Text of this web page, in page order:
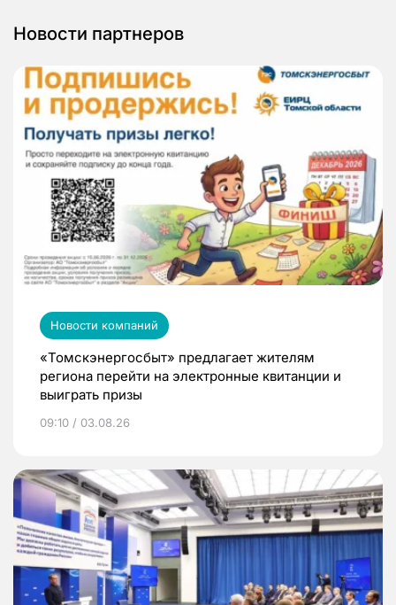
Новости партнеров
Новости компаний
«Томскэнергосбыт» предлагает жителям
региона перейти на электронные квитанции и
выиграть призы
09:10 / 03.08.26